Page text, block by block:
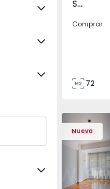
São Tomé do Castelo e Justes, Vila Real
Comprar
72
Nuevo
Apartamento T5